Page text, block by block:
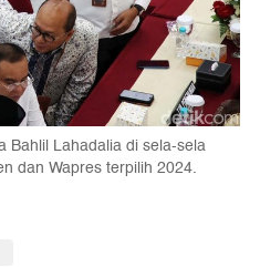
Bahlil Lahadalia di sela-sela
dan Wapres terpilih 2024.